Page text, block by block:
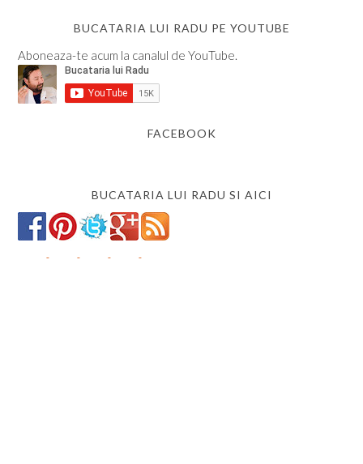
BUCATARIA LUI RADU PE YOUTUBE
Aboneaza-te acum la canalul de YouTube.
FACEBOOK
BUCATARIA LUI RADU SI AICI